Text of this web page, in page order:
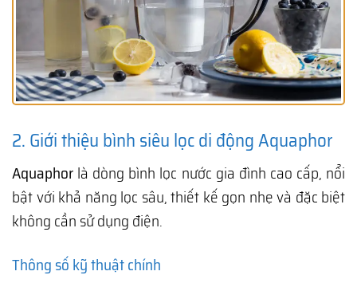
2. Giới thiệu bình siêu lọc di động Aquaphor
Aquaphor là dòng bình lọc nước gia đình cao cấp, nổi
bật với khả năng lọc sâu, thiết kế gọn nhẹ và đặc biệt
không cần sử dụng điện.
Thông số kỹ thuật chính